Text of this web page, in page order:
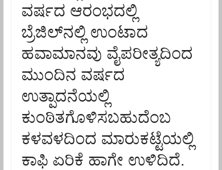
ವರ್ಷದ ಆರಂಭದಲ್ಲಿ
ಬ್ರೆಜಿಲ್‌ನಲ್ಲಿ ಉಂಟಾದ
ಹವಾಮಾನವು ವೈಪರೀತ್ಯದಿಂದ
ಮುಂದಿನ ವರ್ಷದ
ಉತ್ಪಾದನೆಯಲ್ಲಿ
ಕುಂಠಿತಗೊಳಿಸಬಹುದೆಂಬ
ಕಳವಳದಿಂದ ಮಾರುಕಟ್ಟೆಯಲ್ಲಿ
ಕಾಫಿ ಏರಿಕೆ ಹಾಗೇ ಉಳಿದಿದೆ.